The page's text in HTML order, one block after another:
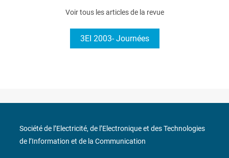
Voir tous les articles de la revue
3EI 2003- Journées
Société de l’Electricité, de l’Electronique et des Technologies
de l’Information et de la Communication